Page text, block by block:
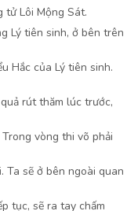
tử Lôi Mộng Sát.
Lý tiên sinh, ở bên trên
Hắc của Lý tiên sinh.
rút thăm lúc trước,
vòng thi võ phải
Ta sẽ ở bên ngoài quan
tục, sẽ ra tay chấm